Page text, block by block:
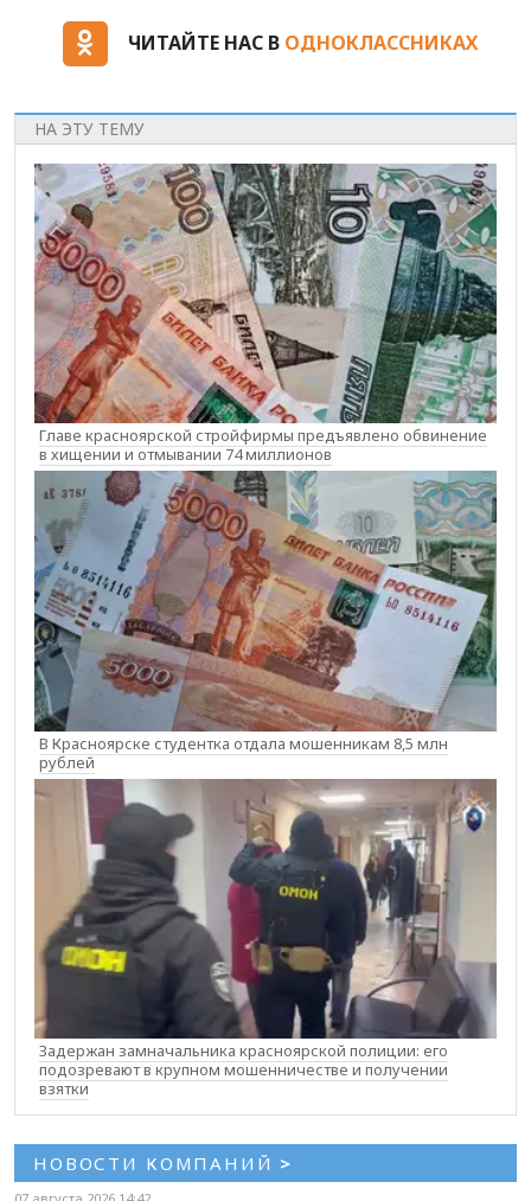
ЧИТАЙТЕ НАС В ОДНОКЛАССНИКАХ
НА ЭТУ ТЕМУ
Главе красноярской стройфирмы предъявлено обвинение
в хищении и отмывании 74 миллионов
В Красноярске студентка отдала мошенникам 8,5 млн
рублей
Задержан замначальника красноярской полиции: его
подозревают в крупном мошенничестве и получении
взятки
НОВОСТИ КОМПАНИЙ >